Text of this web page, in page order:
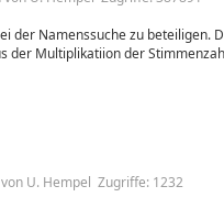
der Namenssuche zu beteiligen.
der Multiplikatiion der
U. Hempel Zugriffe: 1232